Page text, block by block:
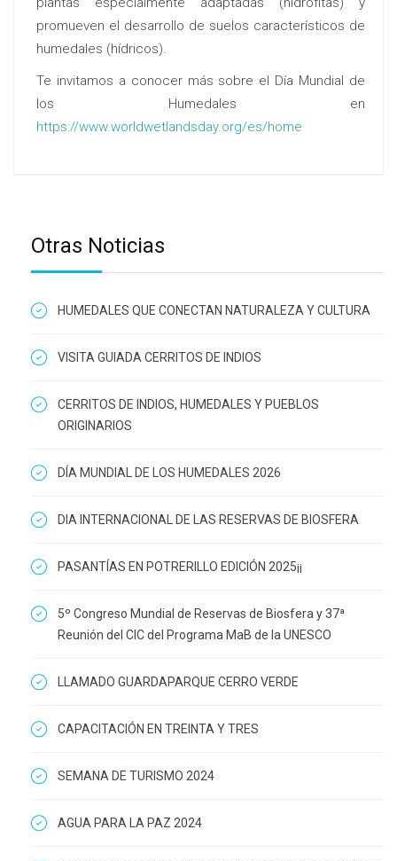
promueven el desarrollo de suelos característicos de
humedales (hídricos).
Te invitamos a conocer más sobre el Día Mundial de
los Humedales en
https://www.worldwetlandsday.org/es/home
Otras Noticias
HUMEDALES QUE CONECTAN NATURALEZA Y CULTURA
VISITA GUIADA CERRITOS DE INDIOS
CERRITOS DE INDIOS, HUMEDALES Y PUEBLOS
ORIGINARIOS
DÍA MUNDIAL DE LOS HUMEDALES 2026
DIA INTERNACIONAL DE LAS RESERVAS DE BIOSFERA
PASANTÍAS EN POTRERILLO EDICIÓN 2025¡¡
5º Congreso Mundial de Reservas de Biosfera y 37ª
Reunión del CIC del Programa MaB de la UNESCO
LLAMADO GUARDAPARQUE CERRO VERDE
CAPACITACIÓN EN TREINTA Y TRES
SEMANA DE TURISMO 2024
AGUA PARA LA PAZ 2024